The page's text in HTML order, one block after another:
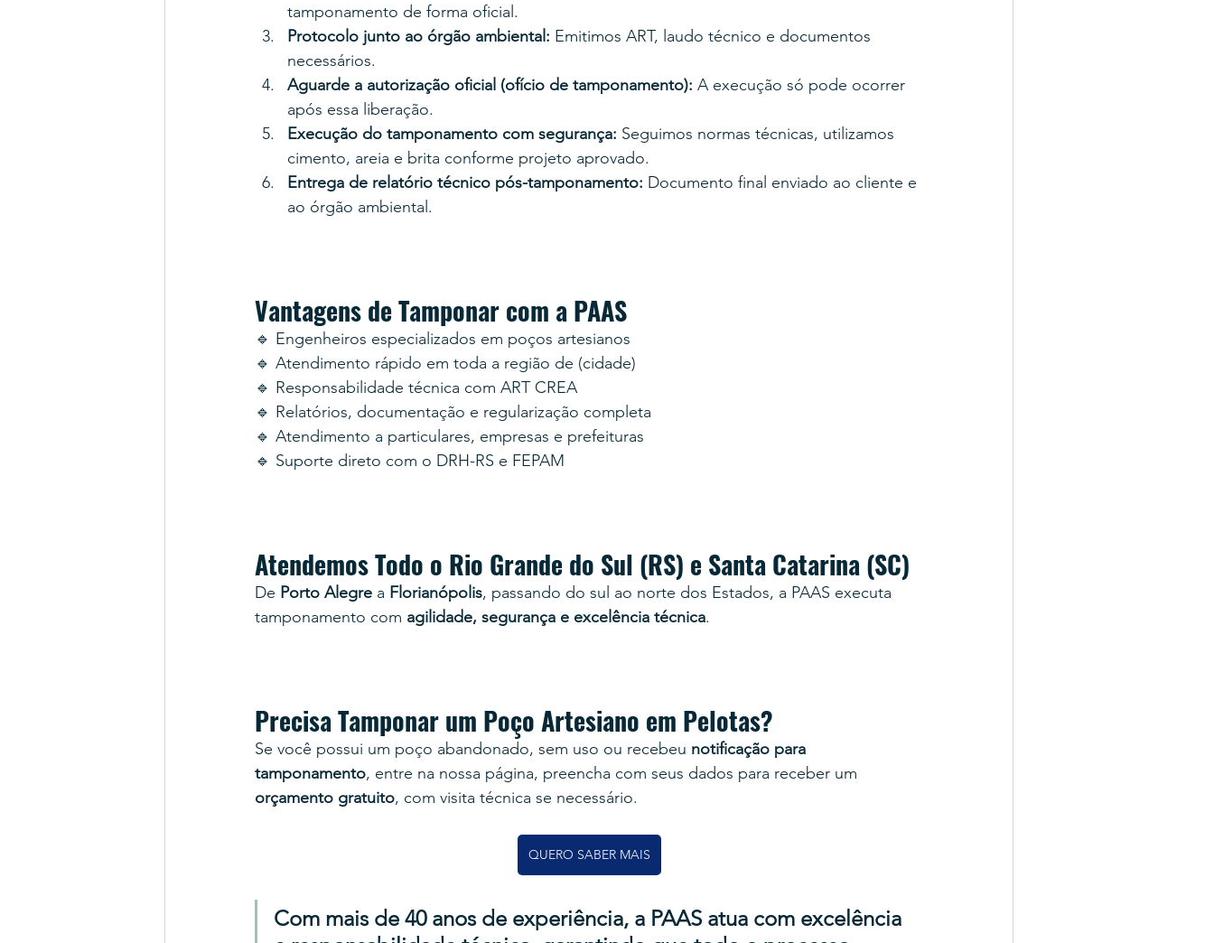
tamponamento de forma oficial.
Protocolo junto ao órgão ambiental: Emitimos ART, laudo técnico e documentos
necessários.
Aguarde a autorização oficial (ofício de tamponamento): A execução só pode ocorrer
após essa liberação.
Execução do tamponamento com segurança: Seguimos normas técnicas, utilizamos
cimento, areia e brita conforme projeto aprovado.
Entrega de relatório técnico pós-tamponamento: Documento final enviado ao cliente e
ao órgão ambiental.
Vantagens de Tamponar com a PAAS
🔹 Engenheiros especializados em poços artesianos
🔹 Atendimento rápido em toda a região de (cidade)
🔹 Responsabilidade técnica com ART CREA
🔹 Relatórios, documentação e regularização completa
🔹 Atendimento a particulares, empresas e prefeituras
🔹 Suporte direto com o DRH-RS e FEPAM
Atendemos Todo o Rio Grande do Sul (RS) e Santa Catarina (SC)
De Porto Alegre a Florianópolis, passando do sul ao norte dos Estados, a PAAS executa
tamponamento com agilidade, segurança e excelência técnica.
Precisa Tamponar um Poço Artesiano em Pelotas?
Se você possui um poço abandonado, sem uso ou recebeu notificação para
tamponamento, entre na nossa página, preencha com seus dados para receber um
orçamento gratuito, com visita técnica se necessário.
QUERO SABER MAIS
Com mais de 40 anos de experiência, a PAAS atua com excelência